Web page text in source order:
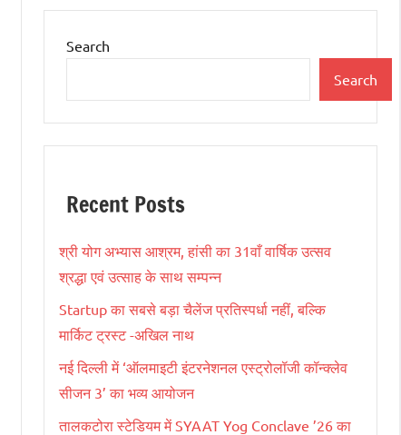
Search
Search
Recent Posts
श्री योग अभ्यास आश्रम, हांसी का 31वाँ वार्षिक उत्सव
श्रद्धा एवं उत्साह के साथ सम्पन्न
Startup का सबसे बड़ा चैलेंज प्रतिस्पर्धा नहीं, बल्कि
मार्किट ट्रस्ट -अखिल नाथ
नई दिल्ली में ‘ऑलमाइटी इंटरनेशनल एस्ट्रोलॉजी कॉन्क्लेव
सीजन 3’ का भव्य आयोजन
तालकटोरा स्टेडियम में SYAAT Yog Conclave ’26 का